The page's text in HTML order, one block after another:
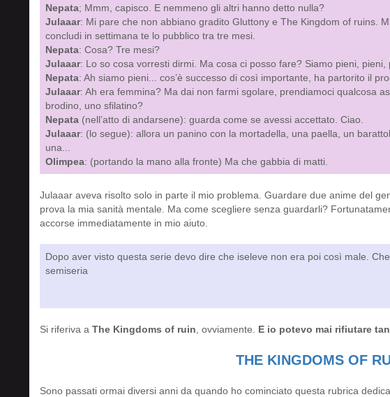
Nepata; Mmm, capisco. E nemmeno gli altri hanno detto nulla?
Julaaar: Mi pare che non abbiano gradito Gluttony e The Kingdom of ruins.
concludi in settimana te lo pubblico tra tre mesi.
Nepata: Cosa? Tre mesi?
Julaaar: Lo so cosa vorresti dirmi. Ma cosa ci posso fare? Siamo pieni, pieni,
Nepata: Ah siamo pieni... cos’è successo di così importante, ha partorito il
Julaaar: Ah era femmina? Ma dai non farmi sgolare, prendiamoci qualcosa
brodino, uno sfilatino?
Nepata (nell’atto di andarsene): guarda come se avessi accettato. Ciao.
Julaaar: (lo segue): allora un panino con la mortadella, una paella, un
una...
Olimpea: (portando la mano alla fronte) Ma che gabbia di matti.
Julaaar aveva risolto solo in parte il mio problema. Guardare due anime del
prova la mia sanità mentale. Ma come scegliere senza guardarli?
accorse immediatamente in mio aiuto.
Dopo aver visto questa serie devo dire che iseleve non era poi così male.
semiseria
Si riferiva a The Kingdoms of ruin , ovviamente. E io potevo mai rifiutare
THE KINGDOMS OF
Sono passati ormai diversi anni da quando ho cominciato questa rubrica